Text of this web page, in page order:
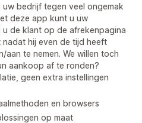
bedrijf tegen veel ongemak
deze app kunt u uw
de klant op de afrekenpagina
hij even de tijd heeft
te nemen. We willen toch
aankoop af te ronden?
geen extra instellingen
en browsers
op maat